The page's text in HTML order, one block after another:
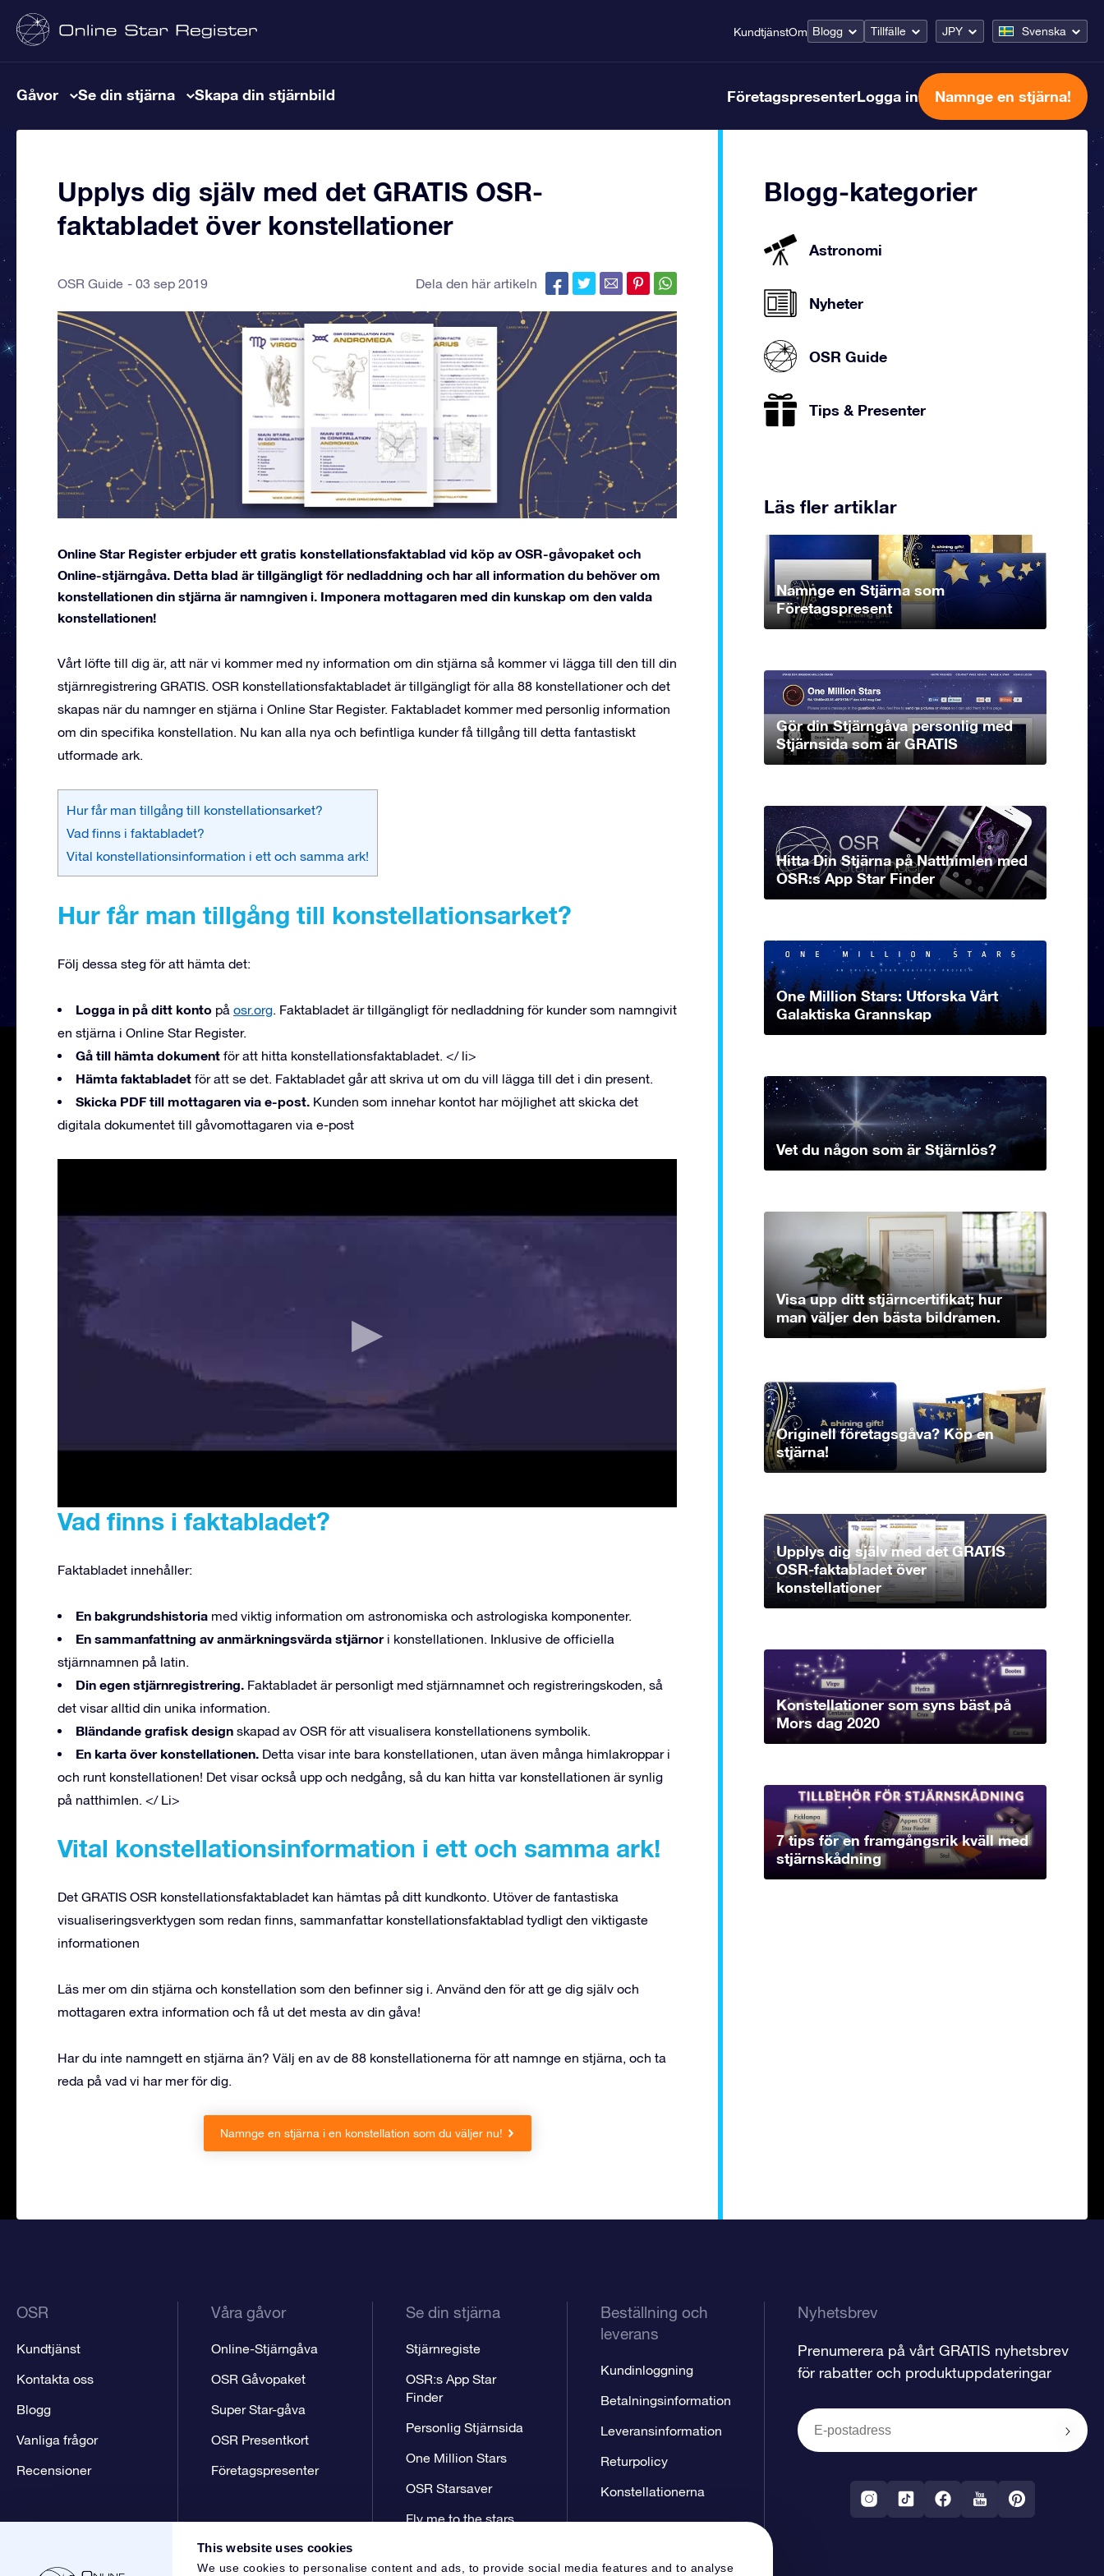
This website uses cookies
We use cookies to personalise content and ads, to provide social media features and to analyse
KundtjänstOm Blogg Tillfälle JPY Svenska
Gåvor Se din stjärna Skapa din stjärnbild FöretagspresenterLogga in Namnge en stjärna!
Upplys dig själv med det GRATIS OSR-
faktabladet över konstellationer
OSR Guide 03 sep 2019 Dela den här artikeln
Online Star Register erbjuder ett gratis konstellationsfaktablad vid köp av OSR-gåvopaket och
Online-stjärngåva. Detta blad är tillgängligt för nedladdning och har all information du behöver om
konstellationen din stjärna är namngiven i. Imponera mottagaren med din kunskap om den valda
konstellationen!
Vårt löfte till dig är, att när vi kommer med ny information om din stjärna så kommer vi lägga till den till din
stjärnregistrering GRATIS. OSR konstellationsfaktabladet är tillgängligt för alla 88 konstellationer och det
skapas när du namnger en stjärna i Online Star Register. Faktabladet kommer med personlig information
om din specifika konstellation. Nu kan alla nya och befintliga kunder få tillgång till detta fantastiskt
utformade ark.
Hur får man tillgång till konstellationsarket?
Vad finns i faktabladet?
Vital konstellationsinformation i ett och samma ark!
Hur får man tillgång till konstellationsarket?
Följ dessa steg för att hämta det:
Logga in på ditt konto på osr.org. Faktabladet är tillgängligt för nedladdning för kunder som namngivit
en stjärna i Online Star Register.
Gå till hämta dokument för att hitta konstellationsfaktabladet. </ li>
Hämta faktabladet för att se det. Faktabladet går att skriva ut om du vill lägga till det i din present.
Skicka PDF till mottagaren via e-post. Kunden som innehar kontot har möjlighet att skicka det
digitala dokumentet till gåvomottagaren via e-post
Vad finns i faktabladet?
Faktabladet innehåller:
En bakgrundshistoria med viktig information om astronomiska och astrologiska komponenter.
En sammanfattning av anmärkningsvärda stjärnori konstellationen. Inklusive de officiella
stjärnnamnen på latin.
Din egen stjärnregistrering. Faktabladet är personligt med stjärnnamnet och registreringskoden, så
det visar alltid din unika information.
Bländande grafisk design skapad av OSR för att visualisera konstellationens symbolik.
En karta över konstellationen. Detta visar inte bara konstellationen, utan även många himlakroppar i
och runt konstellationen! Det visar också upp och nedgång, så du kan hitta var konstellationen är synlig
på natthimlen. </ Li>
Vital konstellationsinformation i ett och samma ark!
Det GRATIS OSR konstellationsfaktabladet kan hämtas på ditt kundkonto. Utöver de fantastiska
visualiseringsverktygen som redan finns, sammanfattar konstellationsfaktablad tydligt den viktigaste
informationen
Läs mer om din stjärna och konstellation som den befinner sig i. Använd den för att ge dig själv och
mottagaren extra information och få ut det mesta av din gåva!
Har du inte namngett en stjärna än? Välj en av de 88 konstellationerna för att namnge en stjärna, och ta
reda på vad vi har mer för dig.
Namnge en stjärna i en konstellation som du väljer nu!
Blogg-kategorier
Astronomi
Nyheter
OSR Guide
Tips & Presenter
Läs fler artiklar
Namnge en Stjärna som
Företagspresent
Gör din Stjärngåva personlig med
Stjärnsida som är GRATIS
Hitta Din Stjärna på Natthimlen med
OSR:s App Star Finder
One Million Stars: Utforska Vårt
Galaktiska Grannskap
Vet du någon som är Stjärnlös?
Visa upp ditt stjärncertifikat; hur
man väljer den bästa bildramen.
Originell företagsgåva? Köp en
stjärna!
Upplys dig själv med det GRATIS
OSR-faktabladet över
konstellationer
Konstellationer som syns bäst på
Mors dag 2020
7 tips för en framgångsrik kväll med
stjärnskådning
OSR
Kundtjänst
Kontakta oss
Blogg
Vanliga frågor
Recensioner
Våra gåvor
Online-Stjärngåva
OSR Gåvopaket
Super Star-gåva
OSR Presentkort
Företagspresenter
Se din stjärna
Stjärnregiste
OSR:s App Star
Finder
Personlig Stjärnsida
One Million Stars
OSR Starsaver
Fly me to the stars
Beställning och
leverans
Kundinloggning
Betalningsinformation
Leveransinformation
Returpolicy
Konstellationerna
Nyhetsbrev
Prenumerera på vårt GRATIS nyhetsbrev
för rabatter och produktuppdateringar